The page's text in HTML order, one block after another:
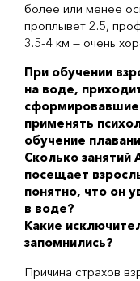
более или менее
проплывет 2.5,
3.5-4 км — очень
При обучении
на воде,
применять
обучение
Сколько занятий
посещает
понятно, что он
в воде?
Какие
запомнились?
Причина страхов